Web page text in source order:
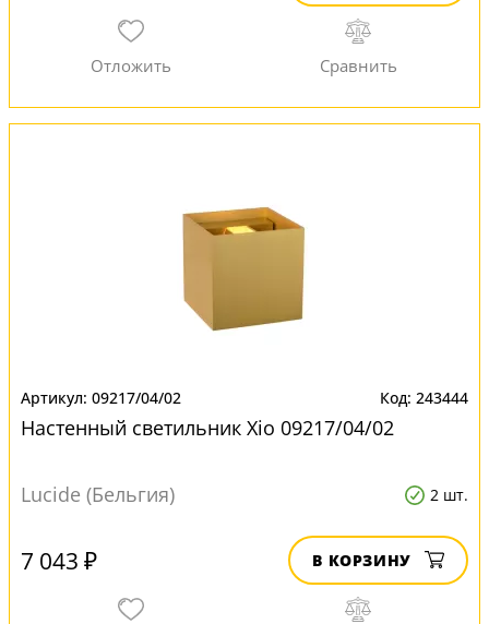
09217/04/02 243444
Настенный светильник Xio 09217/04/02
Lucide (Бельгия) 2 шт.
7 043 ₽ В КОРЗИНУ